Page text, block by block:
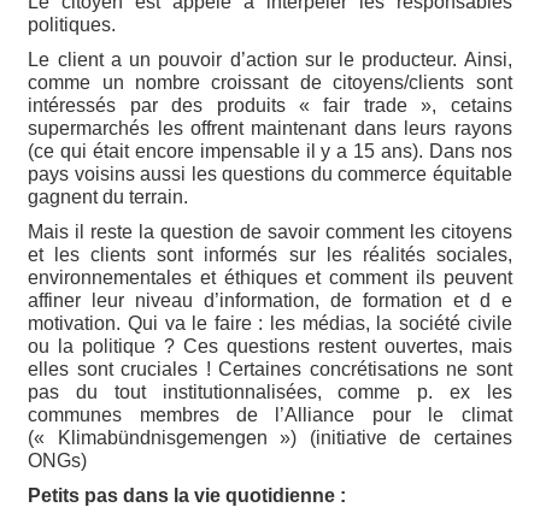
politiques.
Le client a un pouvoir d’action sur le producteur. Ainsi,
comme un nombre croissant de citoyens/clients sont
intéressés par des produits « fair trade », cetains
supermarchés les offrent maintenant dans leurs rayons
(ce qui était encore impensable il y a 15 ans). Dans nos
pays voisins aussi les questions du commerce équitable
gagnent du terrain.
Mais il reste la question de savoir comment les citoyens
et les clients sont informés sur les réalités sociales,
environnementales et éthiques et comment ils peuvent
affiner leur niveau d’information, de formation et d e
motivation. Qui va le faire : les médias, la société civile
ou la politique ? Ces questions restent ouvertes, mais
elles sont cruciales ! Certaines concrétisations ne sont
pas du tout institutionnalisées, comme p. ex les
communes membres de l’Alliance pour le climat
(« Klimabündnisgemengen ») (initiative de certaines
ONGs)
Petits pas dans la vie quotidienne :